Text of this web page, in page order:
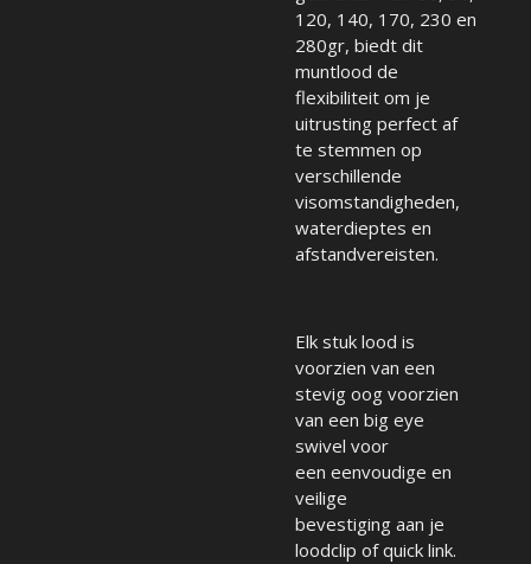
120, 140, 170, 230 en
280gr, biedt dit
muntlood de
flexibiliteit om je
uitrusting perfect af
te stemmen op
verschillende
visomstandigheden,
waterdieptes en
afstandvereisten.
Elk stuk lood is
voorzien van een
stevig oog voorzien
van een big eye
swivel voor
een eenvoudige en
veilige
bevestiging aan je
loodclip of quick link.